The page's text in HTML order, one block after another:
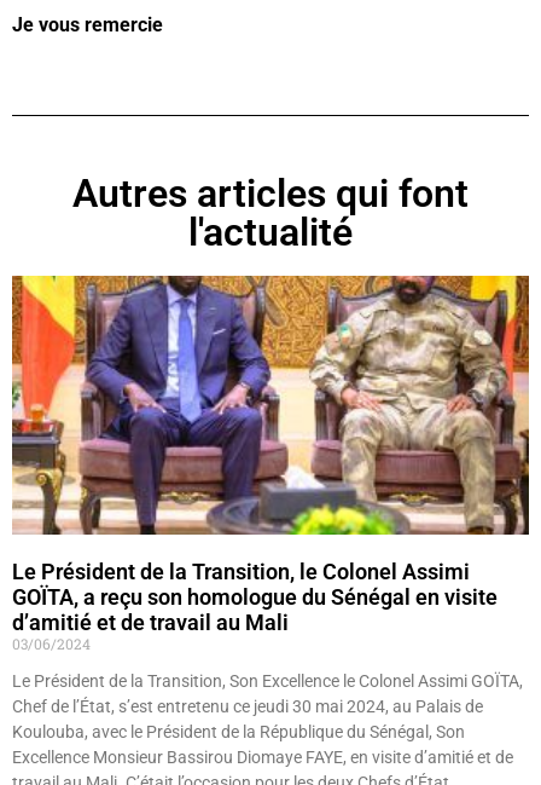
Je vous remercie
Autres articles qui font
l'actualité
Le Président de la Transition, le Colonel Assimi
GOÏTA, a reçu son homologue du Sénégal en visite
d’amitié et de travail au Mali
03/06/2024
Le Président de la Transition, Son Excellence le Colonel Assimi GOÏTA,
Chef de l’État, s’est entretenu ce jeudi 30 mai 2024, au Palais de
Koulouba, avec le Président de la République du Sénégal, Son
Excellence Monsieur Bassirou Diomaye FAYE, en visite d’amitié et de